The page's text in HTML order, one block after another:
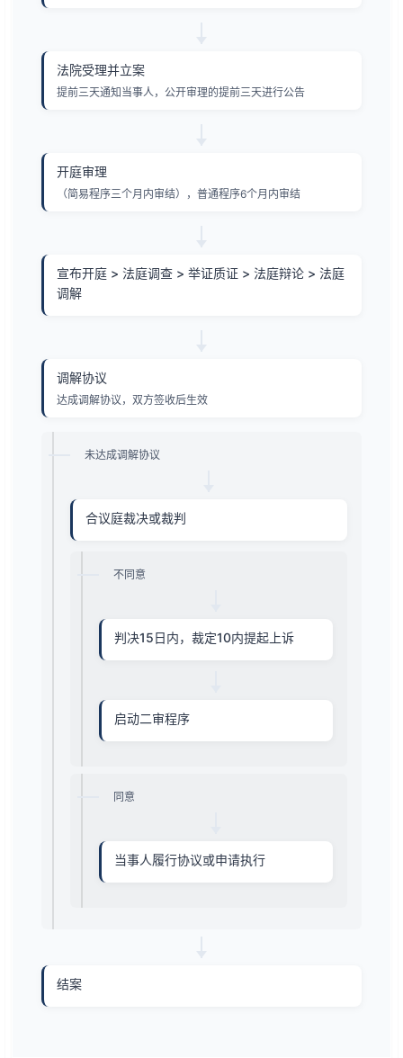
法院受理并立案
提前三天通知当事人，公开审理的提前三天进行公告
开庭审理
（简易程序三个月内审结），普通程序6个月内审结
宣布开庭 > 法庭调查 > 举证质证 > 法庭辩论 > 法庭
调解
调解协议
达成调解协议，双方签收后生效
未达成调解协议
合议庭裁决或裁判
不同意
判决15日内，裁定10内提起上诉
启动二审程序
同意
当事人履行协议或申请执行
结案